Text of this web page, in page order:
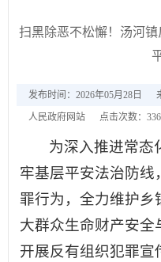
扫黑除恶不松懈！汤河
发布时间：2026年05月28日
人民政府网站
点击次数： 336
为深入推进常态
牢基层平安法治防线
罪行为，全力维护乡
大群众生命财产安全
开展反有组织犯罪宣